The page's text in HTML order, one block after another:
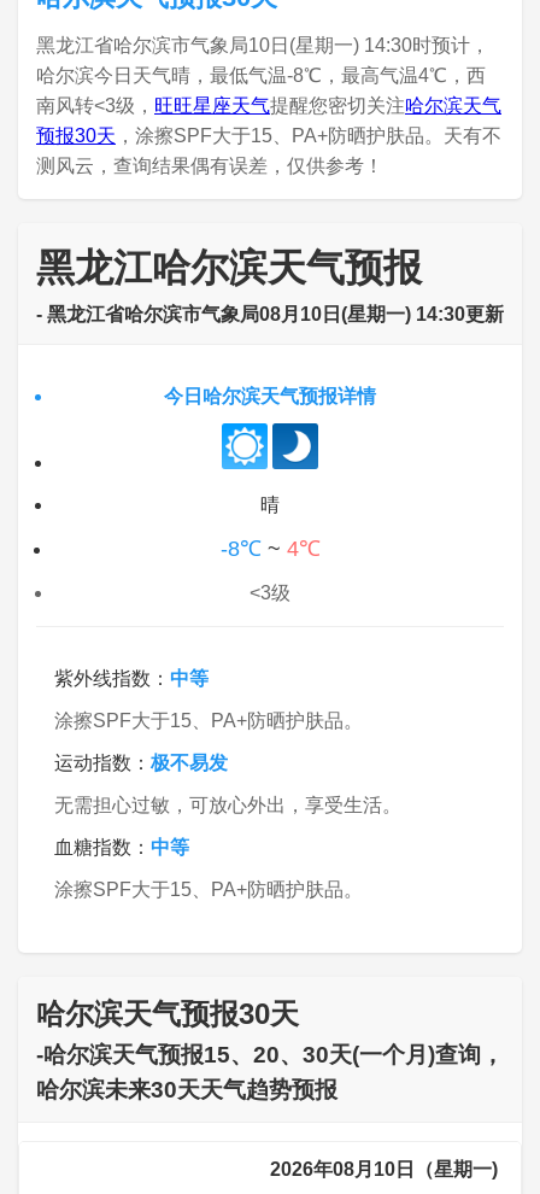
黑龙江省哈尔滨市气象局10日(星期一) 14:30时预计，
哈尔滨今日天气晴，最低气温-8℃，最高气温4℃，西
南风转<3级， 旺旺星座天气提醒您密切关注哈尔滨天气
预报30天 ，涂擦SPF大于15、PA+防晒护肤品。天有不
测风云，查询结果偶有误差，仅供参考！
黑龙江哈尔滨天气预报
- 黑龙江省哈尔滨市气象局08月10日(星期一) 14:30更新
今日哈尔滨天气预报详情
晴
-8℃~ 4℃
<3级
紫外线指数： 中等
涂擦SPF大于15、PA+防晒护肤品。
运动指数： 极不易发
无需担心过敏，可放心外出，享受生活。
血糖指数： 中等
涂擦SPF大于15、PA+防晒护肤品。
哈尔滨天气预报30天
-哈尔滨天气预报15、20、30天(一个月)查询，
哈尔滨未来30天天气趋势预报
2026年08月10日（星期一)